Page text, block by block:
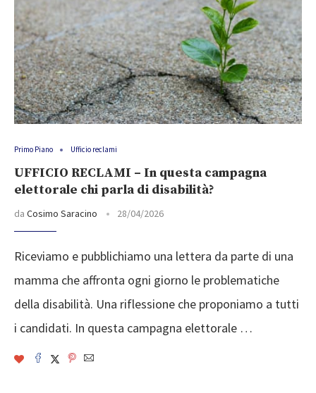
Primo Piano Ufficio reclami
UFFICIO RECLAMI – In questa campagna
elettorale chi parla di disabilità?
da Cosimo Saracino 28/04/2026
Riceviamo e pubblichiamo una lettera da parte di una
mamma che affronta ogni giorno le problematiche
della disabilità. Una riflessione che proponiamo a tutti
i candidati. In questa campagna elettorale …